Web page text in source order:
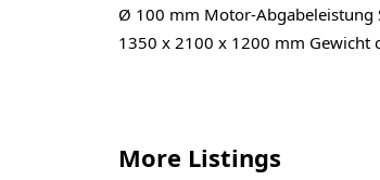
Ø 100 mm Motor-Abgabeleistung
1350 x 2100 x 1200 mm Gewicht
More Listings